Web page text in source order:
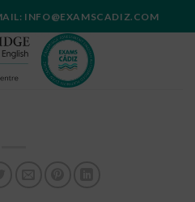
INFO@EXAMSCADIZ.COM